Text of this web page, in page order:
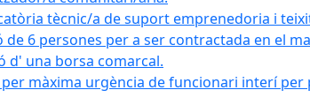
tècnic/a de suport emprenedoria i
de 6 persones per a ser contractada en el
d' una borsa comarcal.
per màxima urgència de funcionari interí